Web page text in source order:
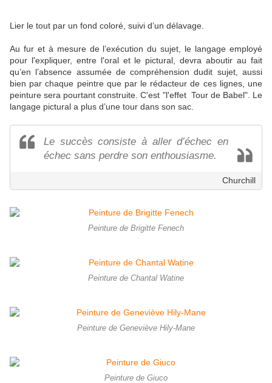
Lier le tout par un fond coloré, suivi d’un délavage.
Au fur et à mesure de l’exécution du sujet, le langage employé
pour l'expliquer, entre l'oral et le pictural, devra aboutir au fait
qu’en l’absence assumée de compréhension dudit sujet, aussi
bien par chaque peintre que par le rédacteur de ces lignes, une
peinture sera pourtant construite. C'est "l'effet Tour de Babel". Le
langage pictural a plus d’une tour dans son sac.
Le succès consiste à aller d’échec en
échec sans perdre son enthousiasme.
Churchill
Peinture de Brigitte Fenech
Peinture de Chantal Watine
Peinture de Geneviève Hily-Mane
Peinture de Giuco